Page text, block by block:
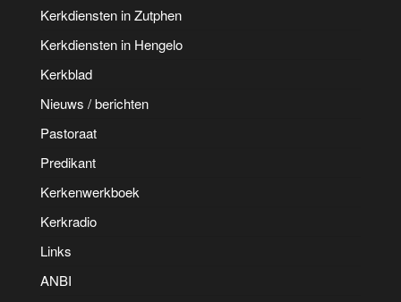
Kerkdiensten in Zutphen
Kerkdiensten in Hengelo
Kerkblad
Nieuws / berichten
Pastoraat
Predikant
Kerkenwerkboek
Kerkradio
Links
ANBI